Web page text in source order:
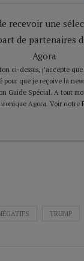
recevoir une
de partenaires
Agora
ci-dessus, j’accepte
pour que je reçoive la
Guide Spécial. A tout
Agora. Voir notre
TRUMP